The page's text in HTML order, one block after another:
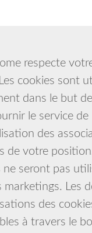
respecte
cookies sont
dans le but
le service de
des
de votre
ne seront pas
marketings. Les
des
à travers le